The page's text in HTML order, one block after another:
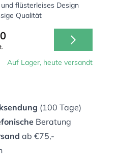
flüsterleises Design
Qualität
Auf Lager, heute versandt
(100 Tage)
Beratung
ab €75,-